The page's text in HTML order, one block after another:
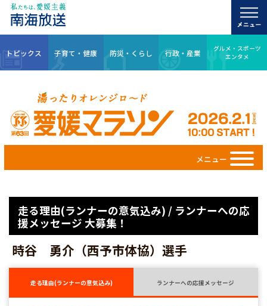
トピックス 子育て・健康 防災・くらし 行政・産業
グルメ・スポーツ
エンタメ
メニュー
走る理由(ランナーの意気込み) / ランナーへの応
援メッセージ 大募集！
時谷 勇介（西予市体協）選手
走る理由(ランナーの意気込み) ランナーへの応援メッセージ